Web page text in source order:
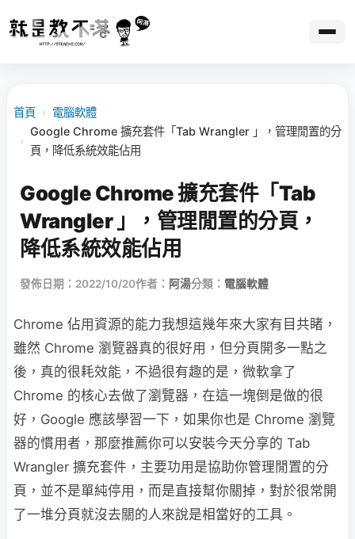
首頁 › 電腦軟體
›
Google Chrome 擴充套件「Tab Wrangler 」，管理閒置的分
頁，降低系統效能佔用
Google Chrome 擴充套件「Tab
Wrangler 」，管理閒置的分頁，
降低系統效能佔用
發佈日期：2022/10/20作者： 阿湯分類： 電腦軟體
Chrome 佔用資源的能力我想這幾年來大家有目共睹，
雖然 Chrome 瀏覽器真的很好用，但分頁開多一點之
後，真的很耗效能，不過很有趣的是，微軟拿了
Chrome 的核心去做了瀏覽器，在這一塊倒是做的很
好，Google 應該學習一下，如果你也是 Chrome 瀏覽
器的慣用者，那麼推薦你可以安裝今天分享的 Tab
Wrangler 擴充套件，主要功用是協助你管理閒置的分
頁，並不是單純停用，而是直接幫你關掉，對於很常開
了一堆分頁就沒去關的人來說是相當好的工具。